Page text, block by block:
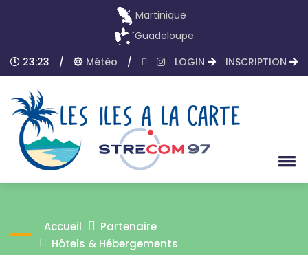
Martinique
Guadeloupe
23:23
/ Météo / LOGIN INSCRIPTION
Accueil
Partenaire
Hôtels & Hébergements